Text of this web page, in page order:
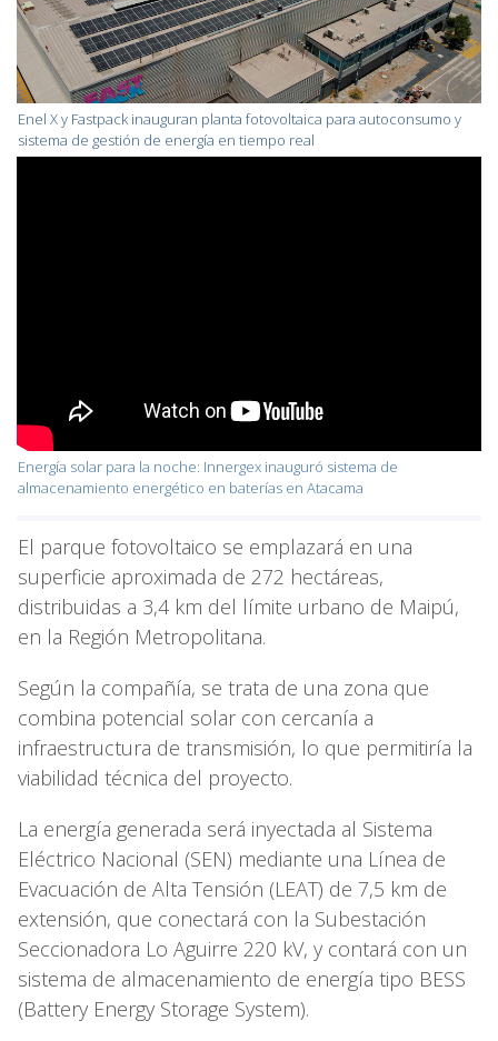
Enel X y Fastpack inauguran planta fotovoltaica para autoconsumo y
sistema de gestión de energía en tiempo real
Energía solar para la noche: Innergex inauguró sistema de
almacenamiento energético en baterías en Atacama
El parque fotovoltaico se emplazará en una
superficie aproximada de 272 hectáreas,
distribuidas a 3,4 km del límite urbano de Maipú,
en la Región Metropolitana.
Según la compañía, se trata de una zona que
combina potencial solar con cercanía a
infraestructura de transmisión, lo que permitiría la
viabilidad técnica del proyecto.
La energía generada será inyectada al Sistema
Eléctrico Nacional (SEN) mediante una Línea de
Evacuación de Alta Tensión (LEAT) de 7,5 km de
extensión, que conectará con la Subestación
Seccionadora Lo Aguirre 220 kV, y contará con un
sistema de almacenamiento de energía tipo BESS
(Battery Energy Storage System).